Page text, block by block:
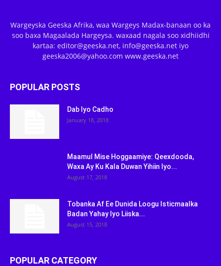
Wargeyska Geeska Afrika, waa Wargeys Madax-banaan oo ka
soo baxa Magaalada Hargeysa. waxaad nagala soo xidhiidhi
kartaa: editor@geeska.net, info@geeska.net iyo
geeska2006@yahoo.com www.geeska.net
POPULAR POSTS
Dab Iyo Cadho
January 18, 2018
Maamul Mise Hoggaamiye: Qeexdooda,
Waxa Ay Ku Kala Duwan Yihiin Iyo...
August 17, 2018
Tobanka Af Ee Dunida Loogu Isticmaalka
Badan Yahay Iyo Liiska...
August 15, 2018
POPULAR CATEGORY